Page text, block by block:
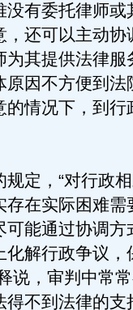
有委托律师或
还可以主动协
其提供法律服
因不方便到法
的情况下，到行
定，“对行政相
在实际困难需
能通过协调方
解行政争议，
说，审判中常
不到法律的支